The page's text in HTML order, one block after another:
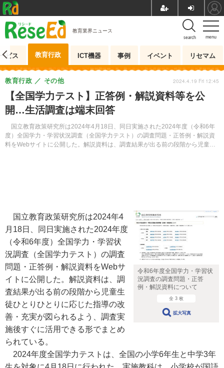
menu
search
教育業界ニュース
ビス 教育行政 ICT機器 事例 イベント リセマム
【全国学力テスト】正答例・解説資料等を公
開…生活調査は端末回答
国立教育政策研究所は2024年4月18日、同日実施された2024年度（令和6年
度）全国学力・学習状況調査（全国学力テスト）の調査問題・正答例・解説資
料をWebサイトに公開した。解説資料は、調査結果が出る前の段階から児童生
教育行政 その他 2024.4.19 Fri 12:45
令和6年度全国学力・学習状
況調査の調査問題・正答
例・解説資料について
全 3 枚
拡大写真
国立教育政策研究所は2024年4
月18日、同日実施された2024年度
（令和6年度）全国学力・学習状
況調査（全国学力テスト）の調査
問題・正答例・解説資料をWebサ
イトに公開した。解説資料は、調
査結果が出る前の段階から児童生
徒ひとりひとりに応じた指導の改
善・充実が図られるよう、調査実
施後すぐに活用できる形でまとめ
られている。
2024年度全国学力テストは、全国の小学6年生と中学3年